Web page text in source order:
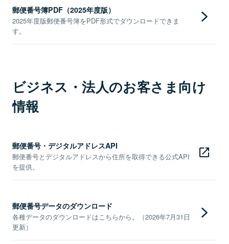
郵便番号簿PDF（2025年度版）
2025年度版郵便番号簿をPDF形式でダウンロードできま
す。
ビジネス・法人のお客さま向け
情報
郵便番号・デジタルアドレスAPI
郵便番号とデジタルアドレスから住所を取得できる公式API
を提供。
郵便番号データのダウンロード
各種データのダウンロードはこちらから。（2026年7月31日
更新）